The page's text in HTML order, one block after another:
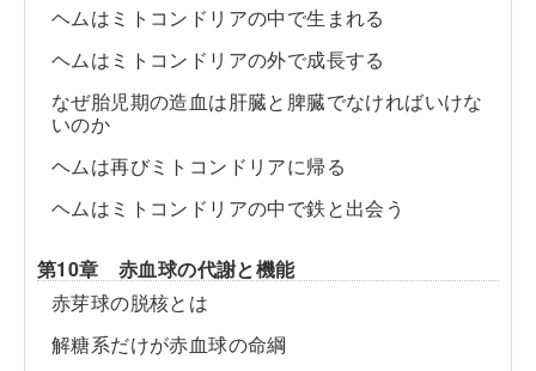
ヘムはミトコンドリアの中で生まれる
ヘムはミトコンドリアの外で成長する
なぜ胎児期の造血は肝臓と脾臓でなければいけな
いのか
ヘムは再びミトコンドリアに帰る
ヘムはミトコンドリアの中で鉄と出会う
第10章 赤血球の代謝と機能
赤芽球の脱核とは
解糖系だけが赤血球の命綱